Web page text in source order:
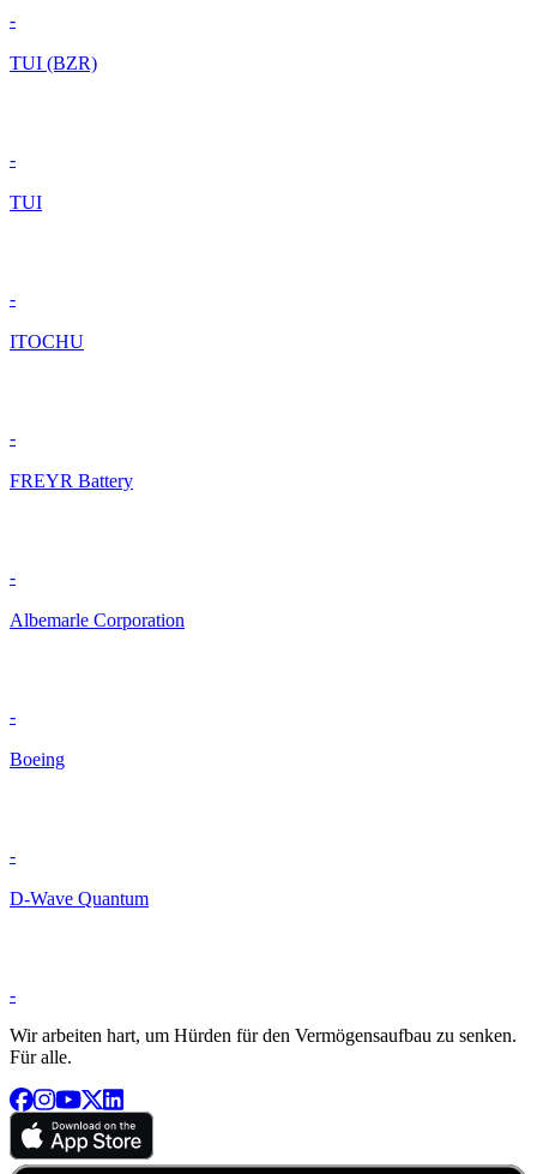
-
TUI (BZR)
-
TUI
-
ITOCHU
-
FREYR Battery
-
Albemarle Corporation
-
Boeing
-
D-Wave Quantum
-
Wir arbeiten hart, um Hürden für den Vermögensaufbau zu senken.
Für alle.